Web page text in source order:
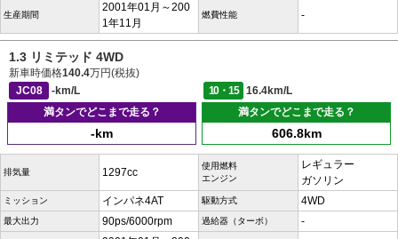
生産期間
2001年01月～200
1年11月
燃費性能 -
1.3 リミテッド 4WD
新車時価格140.4万円(税抜)
JC08
-km/L 10・15
16.4km/L
満タンでどこまで走る？
-km
満タンでどこまで走る？
606.8km
排気量 1297cc
使用燃料
エンジン
レギュラー
ガソリン
ミッション インパネ4AT 駆動方式 4WD
最大出力 90ps/6000rpm 過給器（ターボ） -